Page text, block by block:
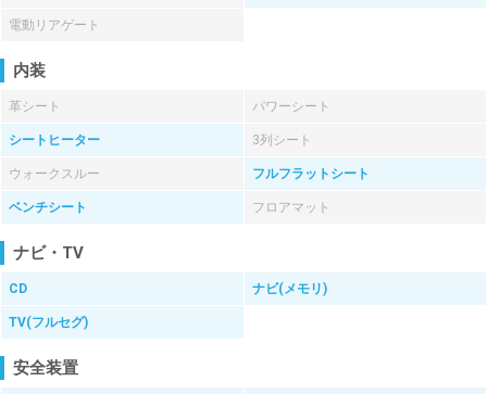
電動リアゲート
内装
革シート パワーシート
シートヒーター 3列シート
ウォークスルー フルフラットシート
ベンチシート フロアマット
ナビ・TV
CD ナビ(メモリ)
TV(フルセグ)
安全装置